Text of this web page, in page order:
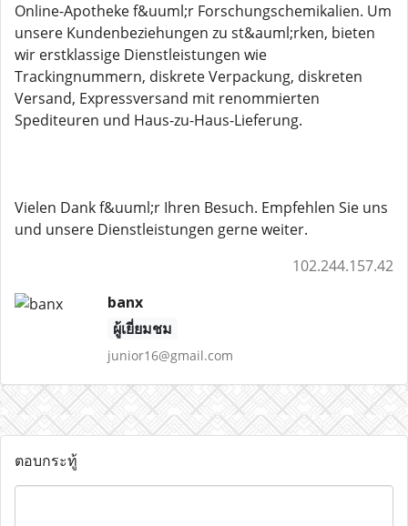
Online-Apotheke f&uuml;r Forschungschemikalien. Um
unsere Kundenbeziehungen zu st&auml;rken, bieten
wir erstklassige Dienstleistungen wie
Trackingnummern, diskrete Verpackung, diskreten
Versand, Expressversand mit renommierten
Spediteuren und Haus-zu-Haus-Lieferung.
Vielen Dank f&uuml;r Ihren Besuch. Empfehlen Sie uns
und unsere Dienstleistungen gerne weiter.
102.244.157.42
banx
ผู้เยี่ยมชม
junior16@gmail.com
ตอบกระทู้